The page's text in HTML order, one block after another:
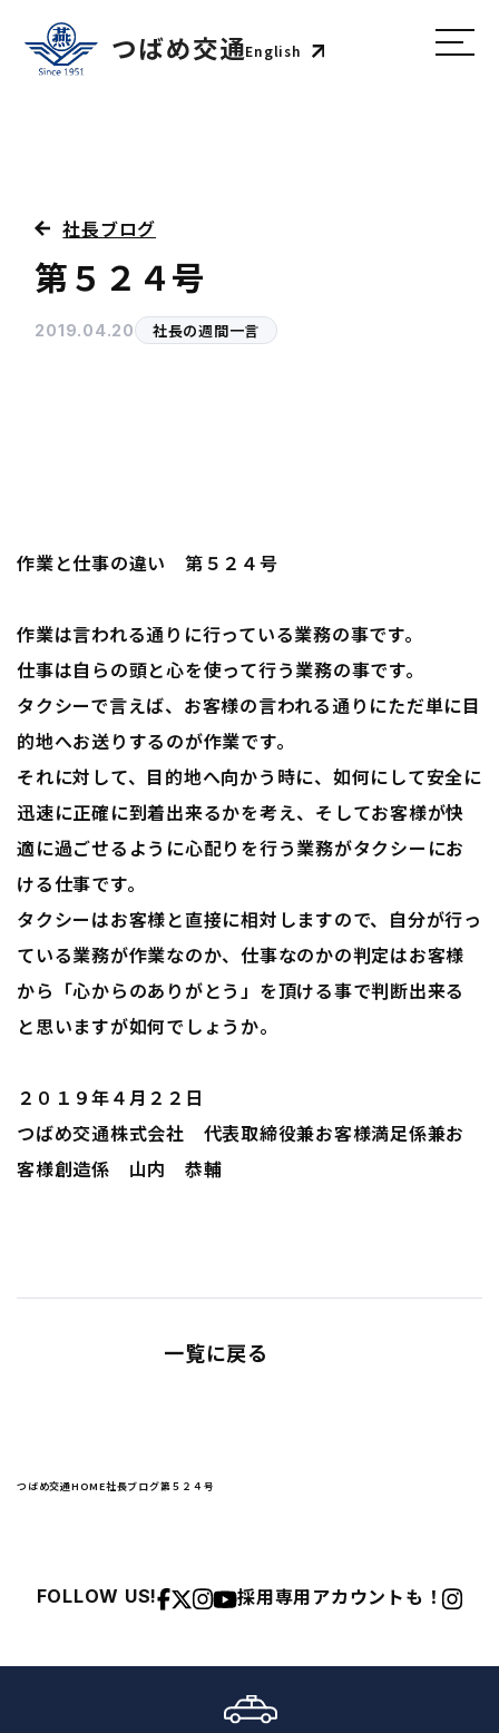
English
社長ブログ
第５２４号
2019.04.20 社長の週間一言
作業と仕事の違い 第５２４号
作業は言われる通りに行っている業務の事です。
仕事は自らの頭と心を使って行う業務の事です。
タクシーで言えば、お客様の言われる通りにただ単に目
的地へお送りするのが作業です。
それに対して、目的地へ向かう時に、如何にして安全に
迅速に正確に到着出来るかを考え、そしてお客様が快
適に過ごせるように心配りを行う業務がタクシーにお
ける仕事です。
タクシーはお客様と直接に相対しますので、自分が行っ
ている業務が作業なのか、仕事なのかの判定はお客様
から「心からのありがとう」を頂ける事で判断出来る
と思いますが如何でしょうか。
２０１９年４月２２日
つばめ交通株式会社 代表取締役兼お客様満足係兼お
客様創造係 山内 恭輔
一覧に戻る
つばめ交通HOME社長ブログ第５２４号
FOLLOW US! 採用専用アカウントも！